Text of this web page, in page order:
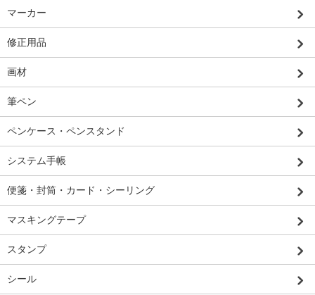
マーカー
修正用品
画材
筆ペン
ペンケース・ペンスタンド
システム手帳
便箋・封筒・カード・シーリング
マスキングテープ
スタンプ
シール